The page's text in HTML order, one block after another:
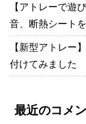
【アトレーで遊
音、断熱シート
【新型アトレー
付けてみました
最近のコメ